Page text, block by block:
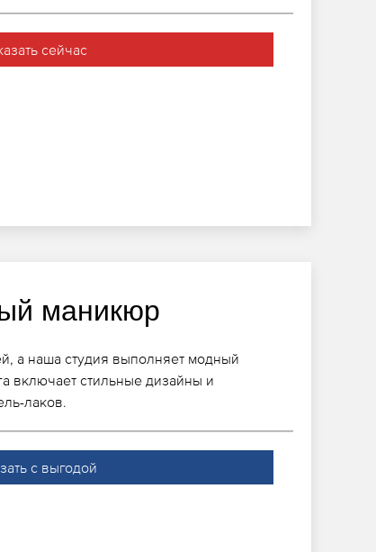
сейчас
маникюр
а наша студия выполняет модный
включает стильные дизайны и
лаков.
с выгодой